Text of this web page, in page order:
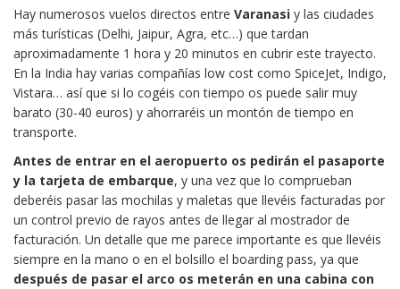
Hay numerosos vuelos directos entre Varanasi y las ciudades
más turísticas (Delhi, Jaipur, Agra, etc…) que tardan
aproximadamente 1 hora y 20 minutos en cubrir este trayecto.
En la India hay varias compañías low cost como SpiceJet, Indigo,
Vistara… así que si lo cogéis con tiempo os puede salir muy
barato (30-40 euros) y ahorraréis un montón de tiempo en
transporte.
Antes de entrar en el aeropuerto os pedirán el pasaporte
y la tarjeta de embarque, y una vez que lo comprueban
deberéis pasar las mochilas y maletas que llevéis facturadas por
un control previo de rayos antes de llegar al mostrador de
facturación. Un detalle que me parece importante es que llevéis
siempre en la mano o en el bolsillo el boarding pass, ya que
después de pasar el arco os meterán en una cabina con